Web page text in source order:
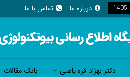
درباره ما تماس با ما
دکتر بهزاد قره یاضی بانک مقالات